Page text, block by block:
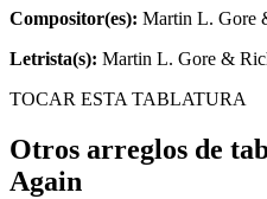
Compositor(es): Martin L. Gore
Letrista(s): Martin L. Gore &
TOCAR ESTA TABLATURA
Otros arreglos de
Again